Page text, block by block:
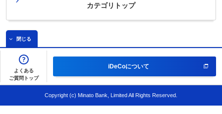
カテゴリトップ
閉じる
よくある
ご質問トップ
iDeCoについて
Copyright (c) Minato Bank, Limited All Rights Reserved.